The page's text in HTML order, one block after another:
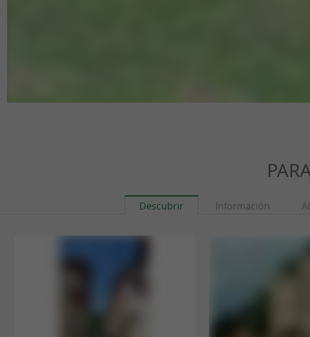
Descubrir Información